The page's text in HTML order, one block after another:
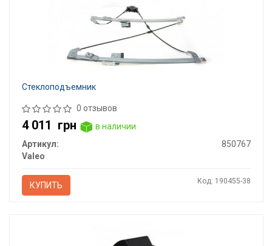
Стеклоподъемник
0 отзывов
4 011 грн
в наличии
Артикул:
850767
Valeo
КУПИТЬ Код: 190455-38